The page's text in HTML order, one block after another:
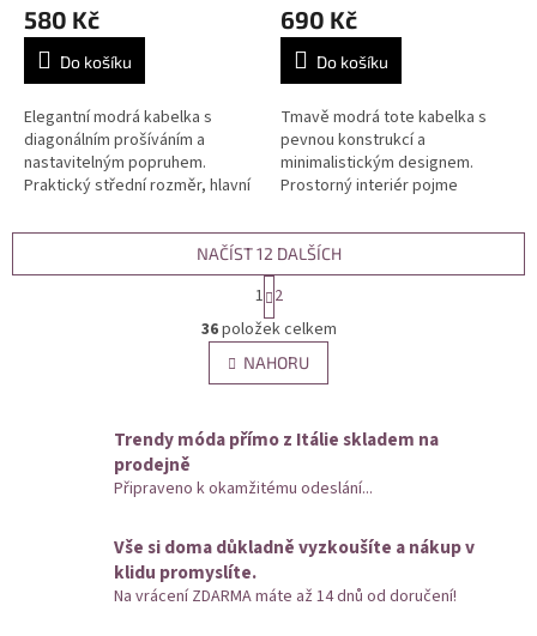
580 Kč
Do košíku
Elegantní modrá kabelka s
diagonálním prošíváním a
nastavitelným popruhem.
Praktický střední rozměr, hlavní
každodenní nošení, nelze použít
690 Kč
Do košíku
Tmavě modrá tote kabelka s
pevnou konstrukcí a
minimalistickým designem.
Prostorný interiér pojme
osobní věci. Vhodná pro
každodenní nošení do práce i...
O
v
l
á
a
c
í
p
v
y
NAČÍST 12 DALŠÍCH
S
t
r
á
n
k
á
í
1 2
36položek celkem
NAHORU
Trendy móda přímo z Itálie skladem na
prodejně
Připraveno k okamžitému odeslání...
Vše si doma důkladně vyzkoušíte a nákup v
klidu promyslíte.
Na vrácení ZDARMA máte až 14 dnů od doručení!